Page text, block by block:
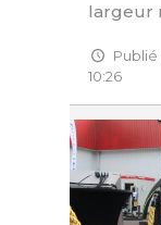
largeur
Publié
10:26